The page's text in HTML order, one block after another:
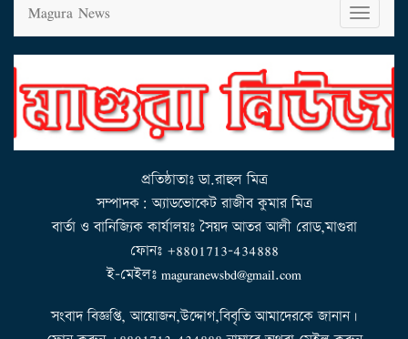
T
o
g
l
n
g
a
t
o
n
Magura News
প্রতিষ্ঠাতাঃ ডা.রাহুল মিত্র
সম্পাদক: অ্যাডভোকেট রাজীব কুমার মিত্র
বার্তা ও বানিজ্যিক কার্যালয়ঃ সৈয়দ আতর আলী রোড,মাগুরা
ফোনঃ +8801713-434888
ই-মেইলঃ maguranewsbd@gmail.com
সংবাদ বিজ্ঞপ্তি, আয়োজন,উদ্দোগ,বিবৃতি আমাদেরকে জানান।